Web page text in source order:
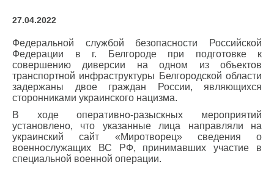
27.04.2022
Федеральной службой безопасности Российской
Федерации в г. Белгороде при подготовке к
совершению диверсии на одном из объектов
транспортной инфраструктуры Белгородской области
задержаны двое граждан России, являющихся
сторонниками украинского нацизма.
В ходе оперативно-разыскных мероприятий
установлено, что указанные лица направляли на
украинский сайт «Миротворец» сведения о
военнослужащих ВС РФ, принимавших участие в
специальной военной операции.